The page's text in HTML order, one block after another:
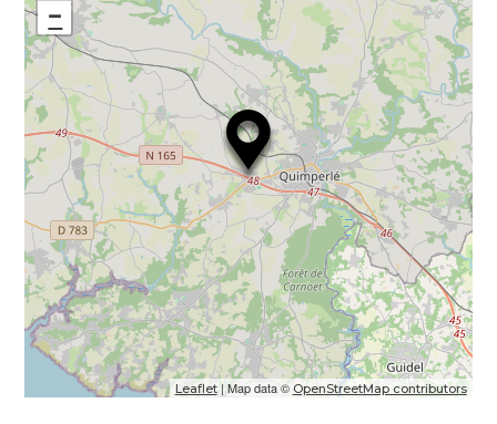
−
Leaflet| Map data © OpenStreetMap contributors